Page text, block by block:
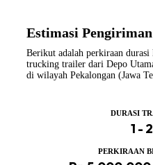
Estimasi
Berikut adalah perkiraan
trucking trailer dari Depo
di wilayah Pekalongan (Jawa
DURASI
1 -
PERKIRAAN